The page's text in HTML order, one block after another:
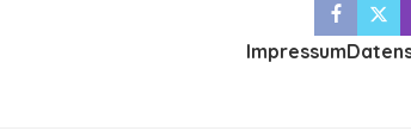
Impressum